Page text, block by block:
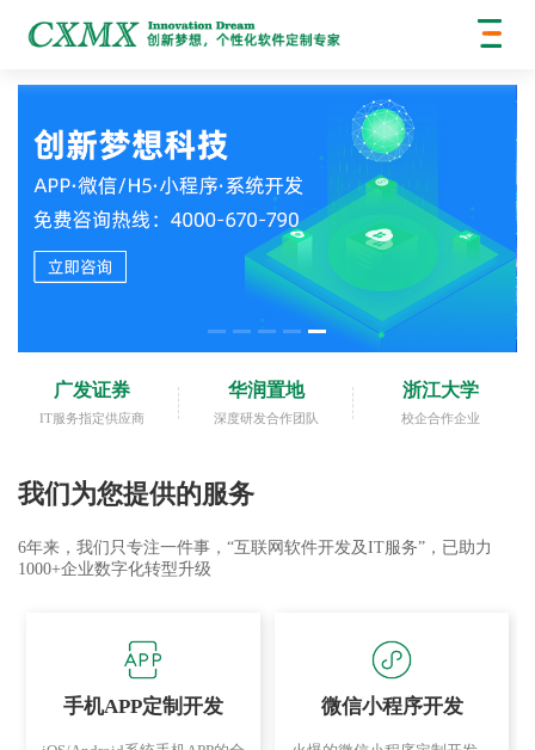
广发证券
IT服务指定供应商
华润置地
深度研发合作团队
浙江大学
校企合作企业
我们为您提供的服务
6年来，我们只专注一件事，“互联网软件开发及IT服务”，已助力
1000+企业数字化转型升级
手机APP定制开发 微信小程序开发